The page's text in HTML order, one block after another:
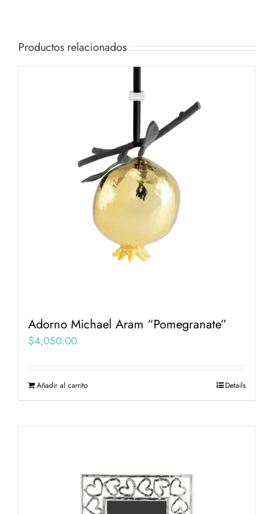
Productos relacionados
Adorno Michael Aram “Pomegranate”
$4,050.00
Añadir al carrito Details